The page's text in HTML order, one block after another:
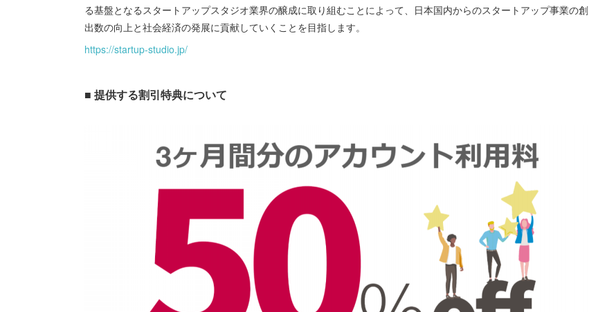
る基盤となるスタートアップスタジオ業界の醸成に取り組むことによって、日本国内からのスタートアップ事業の創
出数の向上と社会経済の発展に貢献していくことを目指します。
https://startup-studio.jp/
■ 提供する割引特典について